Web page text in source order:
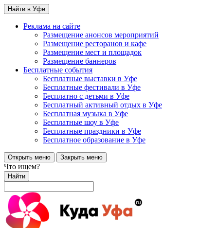
Найти в Уфе
Реклама на сайте
Размещение анонсов мероприятий
Размещение ресторанов и кафе
Размещение мест и площадок
Размещение баннеров
Бесплатные события
Бесплатные выставки в Уфе
Бесплатные фестивали в Уфе
Бесплатно с детьми в Уфе
Бесплатный активный отдых в Уфе
Бесплатная музыка в Уфе
Бесплатные шоу в Уфе
Бесплатные праздники в Уфе
Бесплатное образование в Уфе
Открыть меню Закрыть меню
Что ищем?
Найти